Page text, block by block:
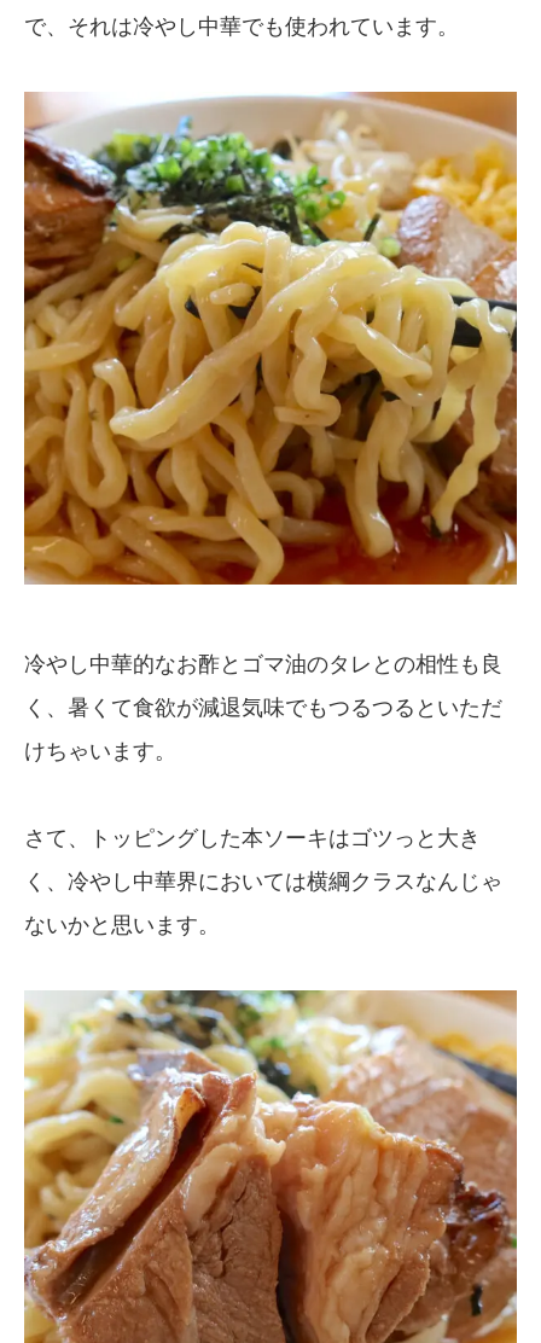
で、それは冷やし中華でも使われています。
冷やし中華的なお酢とゴマ油のタレとの相性も良
く、暑くて食欲が減退気味でもつるつるといただ
けちゃいます。
さて、トッピングした本ソーキはゴツっと大き
く、冷やし中華界においては横綱クラスなんじゃ
ないかと思います。